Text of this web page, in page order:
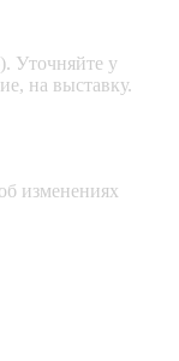
Уточняйте у
на выставку.
изменениях